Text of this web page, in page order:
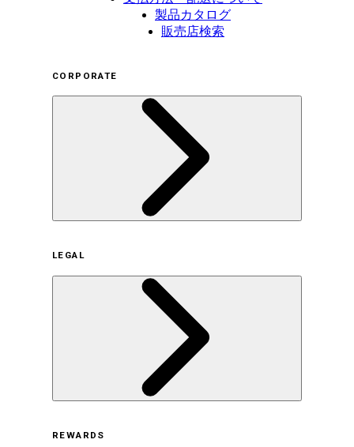
製品カタログ
販売店検索
CORPORATE
サステナビリティの取り組み（日本）
サステナビリティの取り組み（米国/英語）
ヒストリー
採用情報
LEGAL
REWARDS